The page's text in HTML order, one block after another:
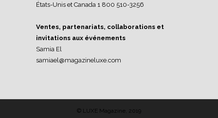
États-Unis et Canada 1 800 510-3256
Ventes, partenariats, collaborations et
invitations aux événements
Samia El
samiael@magazineluxe.com
© LUXE Magazine, 2019